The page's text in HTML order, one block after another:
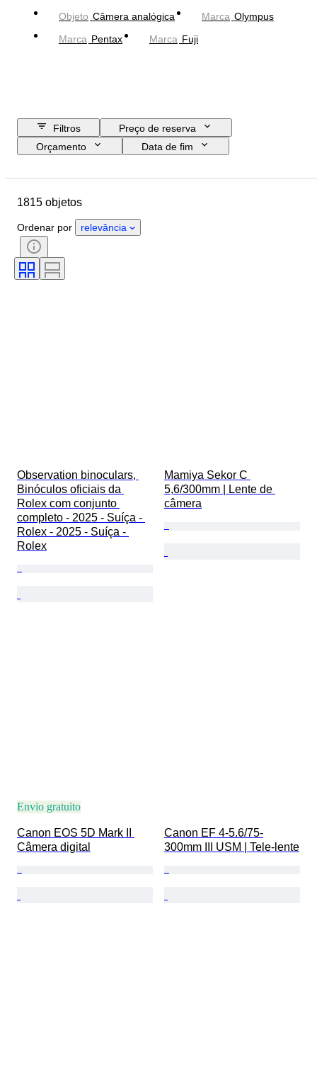
Objeto Câmera analógica Marca Olympus
Marca Pentax Marca Fuji
Filtros
Preço de reserva
Orçamento
Data de fim
Estado
Técnica
Idioma
Cor
Montagem da lente
Tipo de microscópio
1815 objetos
Ordenar por relevância
Observation binoculars,
Binóculos oficiais da
Rolex com conjunto
completo - 2025 - Suíça -
Rolex - 2025 - Suíça -
Rolex
Mamiya Sekor C
5,6/300mm | Lente de
câmera
Envio gratuito
Canon EOS 5D Mark II
Câmera digital
Canon EF 4-5.6/75-
300mm III USM | Tele-lente